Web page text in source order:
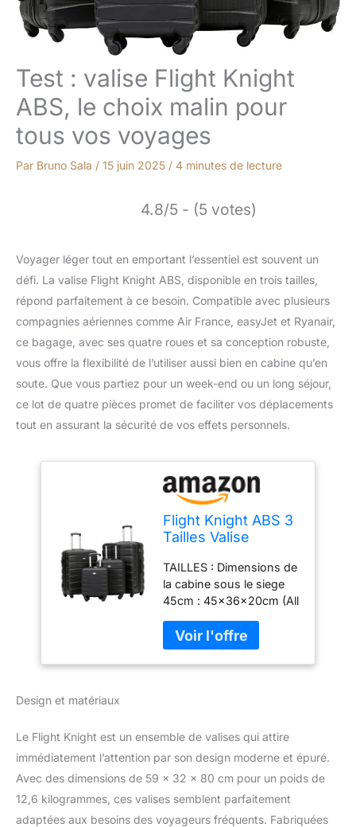
Test : valise Flight Knight
ABS, le choix malin pour
tous vos voyages
Par Bruno Sala / 15 juin 2025 / 4 minutes de lecture
4.8/5 - (5 votes)
Voyager léger tout en emportant l’essentiel est souvent un
défi. La valise Flight Knight ABS, disponible en trois tailles,
répond parfaitement à ce besoin. Compatible avec plusieurs
compagnies aériennes comme Air France, easyJet et Ryanair,
ce bagage, avec ses quatre roues et sa conception robuste,
vous offre la flexibilité de l’utiliser aussi bien en cabine qu’en
soute. Que vous partiez pour un week-end ou un long séjour,
ce lot de quatre pièces promet de faciliter vos déplacements
tout en assurant la sécurité de vos effets personnels.
Flight Knight ABS 3
Tailles Valise
avec Air France,
Hop! easyJet,
Ryanair Et Bien
d'autres! Bagage a
Main Et Bagage en
Soute Grande avec
4 Roues Lot De 4
TAILLES : Dimensions de
la cabine sous le siege
45cm : 45x36x20cm (All
(Body), Weight: 2.55Kg,
Capacity: 25L.
Dimensions cabine
Weight: 2.9Kg, Capacity:
42L. Moyen 70cm
Dimensions
:70x52x27cm (All Parts),
63x48x27cm (Body),
Weight: 4.2Kg, Capacity:
Design et matériaux
Le Flight Knight est un ensemble de valises qui attire
immédiatement l’attention par son design moderne et épuré.
Avec des dimensions de 59 x 32 x 80 cm pour un poids de
12,6 kilogrammes, ces valises semblent parfaitement
adaptées aux besoins des voyageurs fréquents. Fabriquées